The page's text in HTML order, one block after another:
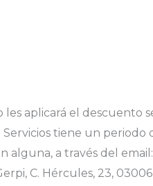
aplicará el descuento
tiene un periodo
alguna, a través del email:
C. Hércules, 23,